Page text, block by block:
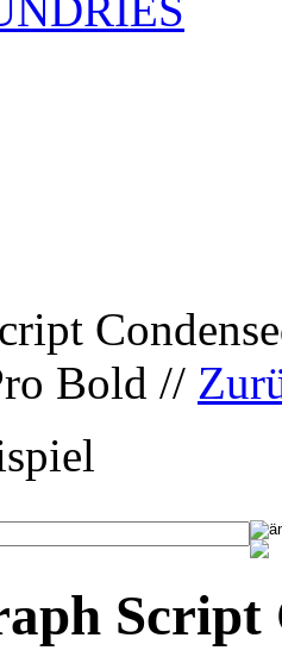
Bold //
Script